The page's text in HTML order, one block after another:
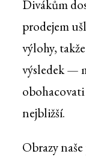
Divákům
prodejem
výlohy,
výsledek —
nejbližší.
Obrazy